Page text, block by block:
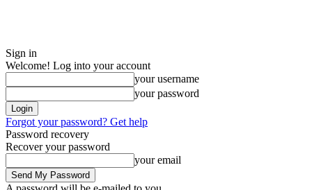
Sign in
Welcome! Log into your account
your username
your password
Forgot your password? Get help
Password recovery
Recover your password
your email